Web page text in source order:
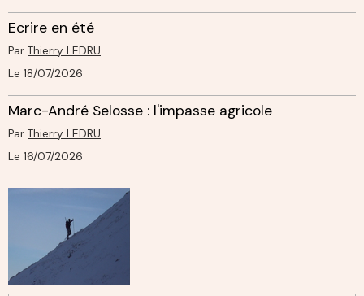
Ecrire en été
Par Thierry LEDRU
Le 18/07/2026
Marc-André Selosse : l'impasse agricole
Par Thierry LEDRU
Le 16/07/2026